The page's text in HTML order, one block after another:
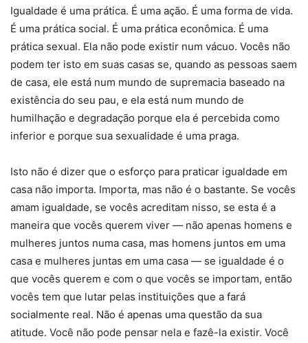
Igualdade é uma prática. É uma ação. É uma forma de vida.
É uma prática social. É uma prática econômica. É uma
prática sexual. Ela não pode existir num vácuo. Vocês não
podem ter isto em suas casas se, quando as pessoas saem
de casa, ele está num mundo de supremacia baseado na
existência do seu pau, e ela está num mundo de
humilhação e degradação porque ela é percebida como
inferior e porque sua sexualidade é uma praga.
Isto não é dizer que o esforço para praticar igualdade em
casa não importa. Importa, mas não é o bastante. Se vocês
amam igualdade, se vocês acreditam nisso, se esta é a
maneira que vocês querem viver — não apenas homens e
mulheres juntos numa casa, mas homens juntos em uma
casa e mulheres juntas em uma casa — se igualdade é o
que vocês querem e com o que vocês se importam, então
vocês tem que lutar pelas instituições que a fará
socialmente real. Não é apenas uma questão da sua
atitude. Você não pode pensar nela e fazê-la existir. Você